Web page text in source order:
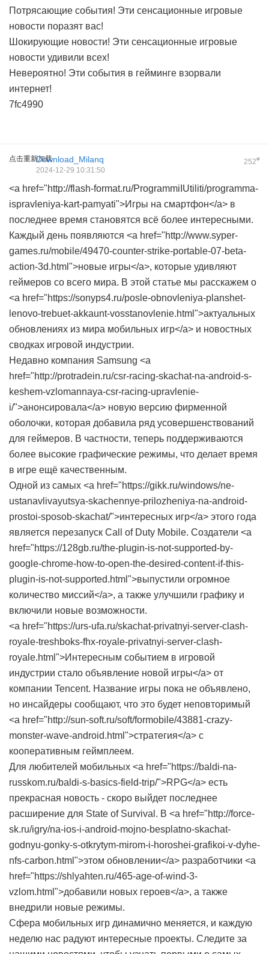
Потрясающие события! Эти сенсационные игровые
новости поразят вас!
Шокирующие новости! Эти сенсационные игровые
новости удивили всех!
Невероятно! Эти события в гейминге взорвали
интернет!
7fc4990
点击重新加载 252#
Download_Milanq
2024-12-29 10:31:50
<a href="http://flash-format.ru/ProgrammiIUtiliti/programma-
ispravleniya-kart-pamyati">Игры на смартфон</a> в
последнее время становятся всё более интересными.
Каждый день появляются <a href="http://www.syper-
games.ru/mobile/49470-counter-strike-portable-07-beta-
action-3d.html">новые игры</a>, которые удивляют
геймеров со всего мира. В этой статье мы расскажем о
<a href="https://sonyps4.ru/posle-obnovleniya-planshet-
lenovo-trebuet-akkaunt-vosstanovlenie.html">актуальных
обновлениях из мира мобильных игр</a> и новостных
сводках игровой индустрии.
Недавно компания Samsung <a
href="http://protradein.ru/csr-racing-skachat-na-android-s-
keshem-vzlomannaya-csr-racing-upravlenie-
i/">анонсировала</a> новую версию фирменной
оболочки, которая добавила ряд усовершенствований
для геймеров. В частности, теперь поддерживаются
более высокие графические режимы, что делает время
в игре ещё качественным.
Одной из самых <a href="https://gikk.ru/windows/ne-
ustanavlivayutsya-skachennye-prilozheniya-na-android-
prostoi-sposob-skachat/">интересных игр</a> этого года
является перезапуск Call of Duty Mobile. Создатели <a
href="https://128gb.ru/the-plugin-is-not-supported-by-
google-chrome-how-to-open-the-desired-content-if-this-
plugin-is-not-supported.html">выпустили огромное
количество миссий</a>, а также улучшили графику и
включили новые возможности.
<a href="https://urs-ufa.ru/skachat-privatnyi-server-clash-
royale-treshboks-fhx-royale-privatnyi-server-clash-
royale.html">Интересным событием в игровой
индустрии стало объявление новой игры</a> от
компании Tencent. Название игры пока не объявлено,
но инсайдеры сообщают, что это будет неповторимый
<a href="http://sun-soft.ru/soft/formobile/43881-crazy-
monster-wave-android.html">стратегия</a> с
кооперативным геймплеем.
Для любителей мобильных <a href="https://baldi-na-
russkom.ru/baldi-s-basics-field-trip/">RPG</a> есть
прекрасная новость - скоро выйдет последнее
расширение для State of Survival. В <a href="http://force-
sk.ru/igry/na-ios-i-android-mojno-besplatno-skachat-
godnyu-gonky-s-otkrytym-mirom-i-horoshei-grafikoi-v-dyhe-
nfs-carbon.html">этом обновлении</a> разработчики <a
href="https://shlyahten.ru/465-age-of-wind-3-
vzlom.html">добавили новых героев</a>, а также
внедрили новые режимы.
Сфера мобильных игр динамично меняется, и каждую
неделю нас радуют интересные проекты. Следите за